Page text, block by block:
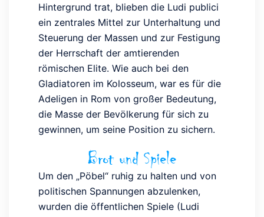
Hintergrund trat, blieben die Ludi publici
ein zentrales Mittel zur Unterhaltung und
Steuerung der Massen und zur Festigung
der Herrschaft der amtierenden
römischen Elite. Wie auch bei den
Gladiatoren im Kolosseum, war es für die
Adeligen in Rom von großer Bedeutung,
die Masse der Bevölkerung für sich zu
gewinnen, um seine Position zu sichern.
Brot und Spiele
Um den „Pöbel“ ruhig zu halten und von
politischen Spannungen abzulenken,
wurden die öffentlichen Spiele (Ludi